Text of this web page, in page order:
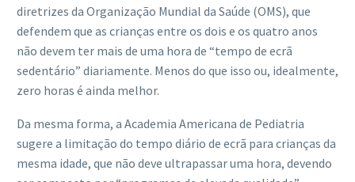
diretrizes da Organização Mundial da Saúde (OMS), que
defendem que as crianças entre os dois e os quatro anos
não devem ter mais de uma hora de “tempo de ecrã
sedentário” diariamente. Menos do que isso ou, idealmente,
zero horas é ainda melhor.
Da mesma forma, a Academia Americana de Pediatria
sugere a limitação do tempo diário de ecrã para crianças da
mesma idade, que não deve ultrapassar uma hora, devendo